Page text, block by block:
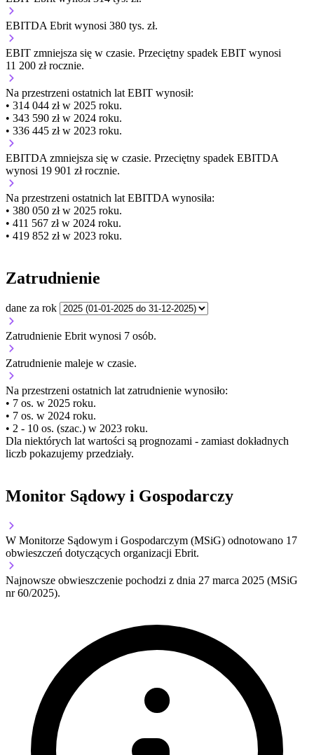
EBITDA Ebrit wynosi 380 tys. zł.
EBIT zmniejsza się w czasie. Przeciętny spadek EBIT wynosi
11 200 zł rocznie.
Na przestrzeni ostatnich lat EBIT wynosił:
• 314 044 zł w 2025 roku.
• 343 590 zł w 2024 roku.
• 336 445 zł w 2023 roku.
EBITDA zmniejsza się w czasie. Przeciętny spadek EBITDA
wynosi 19 901 zł rocznie.
Na przestrzeni ostatnich lat EBITDA wynosiła:
• 380 050 zł w 2025 roku.
• 411 567 zł w 2024 roku.
• 419 852 zł w 2023 roku.
Zatrudnienie
dane za rok
Zatrudnienie Ebrit wynosi 7 osób.
Zatrudnienie maleje w czasie.
Na przestrzeni ostatnich lat zatrudnienie wynosiło:
• 7 os. w 2025 roku.
• 7 os. w 2024 roku.
• 2 - 10 os. (szac.) w 2023 roku.
Dla niektórych lat wartości są prognozami - zamiast dokładnych
liczb pokazujemy przedziały.
Monitor Sądowy i Gospodarczy
W Monitorze Sądowym i Gospodarczym (MSiG) odnotowano 17
obwieszczeń dotyczących organizacji Ebrit.
Najnowsze obwieszczenie pochodzi z dnia 27 marca 2025 (MSiG
nr 60/2025).